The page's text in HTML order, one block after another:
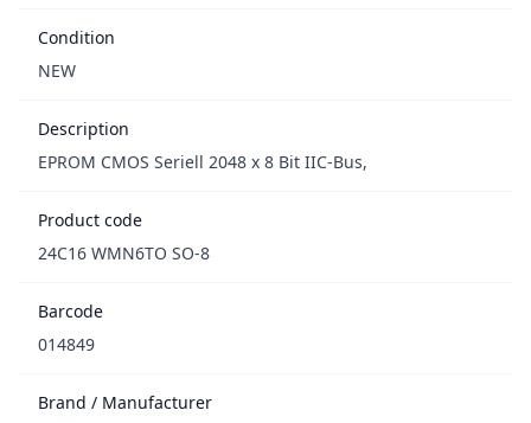
Condition
NEW
Description
EPROM CMOS Seriell 2048 x 8 Bit IІC-Bus,
Product code
24C16 WMN6TO SO-8
Barcode
014849
Brand / Manufacturer